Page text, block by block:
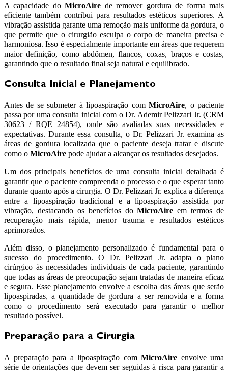
A capacidade doMicroAire de remover gordura de forma mais
eficiente também contribui para resultados estéticos superiores. A
vibração assistida garante uma remoção mais uniforme da gordura, o
que permite que o cirurgião esculpa o corpo de maneira precisa e
harmoniosa. Isso é especialmente importante em áreas que requerem
maior definição, como abdômen, flancos, coxas, braços e costas,
garantindo que o resultado final seja natural e equilibrado.
Consulta Inicial e Planejamento
Antes de se submeter à lipoaspiração comMicroAire, o paciente
passa por uma consulta inicial com o Dr. Ademir Pelizzari Jr. (CRM
30623 / RQE 24854), onde são avaliadas suas necessidades e
expectativas. Durante essa consulta, o Dr. Pelizzari Jr. examina as
áreas de gordura localizada que o paciente deseja tratar e discute
como o MicroAire pode ajudar a alcançar os resultados desejados.
Um dos principais benefícios de uma consulta inicial detalhada é
garantir que o paciente compreenda o processo e o que esperar tanto
durante quanto após a cirurgia. O Dr. Pelizzari Jr. explica a diferença
entre a lipoaspiração tradicional e a lipoaspiração assistida por
vibração, destacando os benefícios doMicroAire em termos de
recuperação mais rápida, menor trauma e resultados estéticos
aprimorados.
Além disso, o planejamento personalizado é fundamental para o
sucesso do procedimento. O Dr. Pelizzari Jr. adapta o plano
cirúrgico às necessidades individuais de cada paciente, garantindo
que todas as áreas de preocupação sejam tratadas de maneira eficaz
e segura. Esse planejamento envolve a escolha das áreas que serão
lipoaspiradas, a quantidade de gordura a ser removida e a forma
como o procedimento será executado para garantir o melhor
resultado possível.
Preparação para a Cirurgia
A preparação para a lipoaspiração com MicroAire envolve uma
série de orientações que devem ser seguidas à risca para garantir a